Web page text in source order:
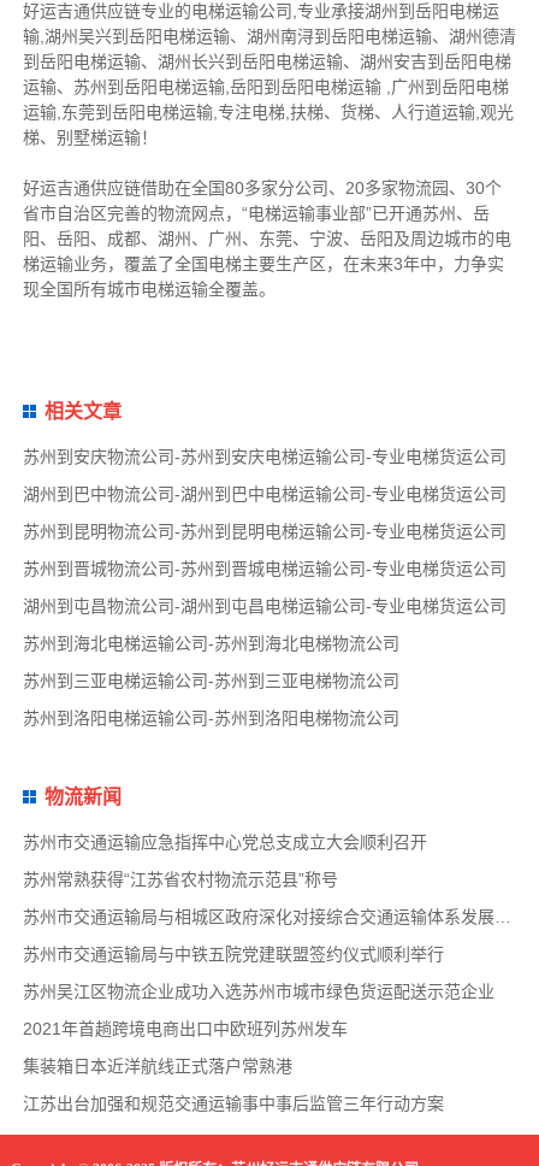
好运吉通供应链专业的电梯运输公司,专业承接湖州到岳阳电梯运
输,湖州吴兴到岳阳电梯运输、湖州南浔到岳阳电梯运输、湖州德清
到岳阳电梯运输、湖州长兴到岳阳电梯运输、湖州安吉到岳阳电梯
运输、苏州到岳阳电梯运输,岳阳到岳阳电梯运输 ,广州到岳阳电梯
运输,东莞到岳阳电梯运输,专注电梯,扶梯、货梯、人行道运输,观光
梯、别墅梯运输！
好运吉通供应链借助在全国80多家分公司、20多家物流园、30个
省市自治区完善的物流网点，“电梯运输事业部”已开通苏州 、 岳
阳、 岳阳、成都、湖州、广州、东莞、宁波、岳阳及周边城市的电
梯运输业务，覆盖了全国电梯主要生产区，在未来3年中，力争实
现全国所有城市电梯运输全覆盖。
相关文章
苏州到安庆物流公司-苏州到安庆电梯运输公司-专业电梯货运公司
湖州到巴中物流公司-湖州到巴中电梯运输公司-专业电梯货运公司
苏州到昆明物流公司-苏州到昆明电梯运输公司-专业电梯货运公司
苏州到晋城物流公司-苏州到晋城电梯运输公司-专业电梯货运公司
湖州到屯昌物流公司-湖州到屯昌电梯运输公司-专业电梯货运公司
苏州到海北电梯运输公司-苏州到海北电梯物流公司
苏州到三亚电梯运输公司-苏州到三亚电梯物流公司
苏州到洛阳电梯运输公司-苏州到洛阳电梯物流公司
物流新闻
苏州市交通运输应急指挥中心党总支成立大会顺利召开
苏州常熟获得“江苏省农村物流示范县”称号
苏州市交通运输局与相城区政府深化对接综合交通运输体系发展事宜
苏州市交通运输局与中铁五院党建联盟签约仪式顺利举行
苏州吴江区物流企业成功入选苏州市城市绿色货运配送示范企业
2021年首趟跨境电商出口中欧班列苏州发车
集装箱日本近洋航线正式落户常熟港
江苏出台加强和规范交通运输事中事后监管三年行动方案